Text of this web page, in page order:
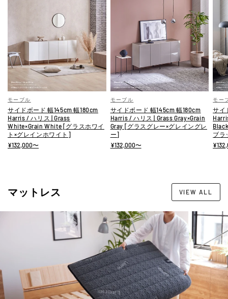
モーブル
サイドボード 幅145cm 幅180cm
Harris / ハリス | Grass
White×Grain White [グラスホワイ
ト×グレインホワイト]
¥132,000〜
モーブル
サイドボード 幅145cm 幅180cm
Harris / ハリス | Grass Gray×Grain
Gray [グラスグレー×グレイングレ
ー]
¥132,000〜
モー
サイ
ブラ
マットレス VIEW ALL